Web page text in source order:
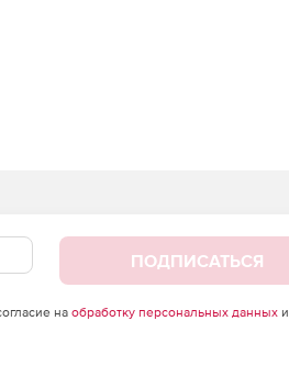
ПОДПИСАТЬСЯ
на обработку персональных данныхи